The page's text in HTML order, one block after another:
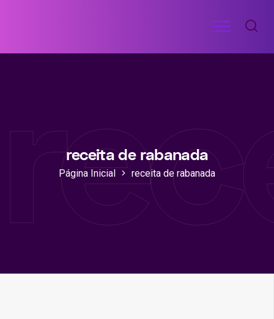
conteúdo
RECEITAS
ACADEMIA
Menu
receita de rabanada
Página Inicial receita de rabanada